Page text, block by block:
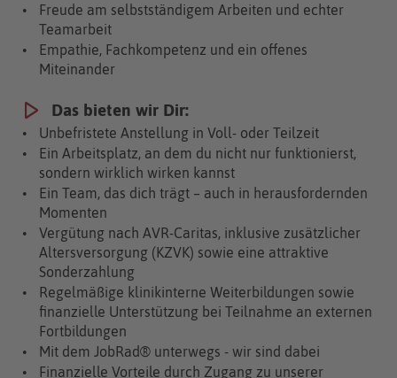
Freude am selbstständigem Arbeiten und echter
Teamarbeit
Empathie, Fachkompetenz und ein offenes
Miteinander
Das bieten wir Dir:
Unbefristete Anstellung in Voll- oder Teilzeit
Ein Arbeitsplatz, an dem du nicht nur funktionierst,
sondern wirklich wirken kannst
Ein Team, das dich trägt – auch in herausfordernden
Momenten
Vergütung nach AVR-Caritas, inklusive zusätzlicher
Altersversorgung (KZVK) sowie eine attraktive
Sonderzahlung
Regelmäßige klinikinterne Weiterbildungen sowie
finanzielle Unter­stützung bei Teilnahme an externen
Fort­bildungen
Mit dem JobRad® unterwegs - wir sind dabei
Finanzielle Vorteile durch Zugang zu unserer